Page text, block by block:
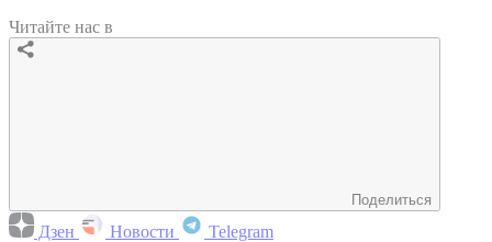
Читайте нас в
Поделиться
Дзен Новости Telegram